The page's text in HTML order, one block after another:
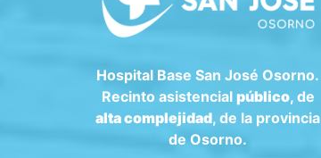
Hospital Base San José Osorno.
Recinto asistencial público, de
alta complejidad, de la provincia
de Osorno.